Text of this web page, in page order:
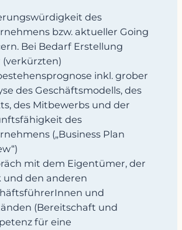
des
bzw. aktueller Going
Bei Bedarf Erstellung
(verkürzten)
inkl. grober
des Geschäftsmodells, des
des Mitbewerbs und der
des
(„Business Plan
mit dem Eigentümer, der
und den anderen
und
(Bereitschaft und
für eine